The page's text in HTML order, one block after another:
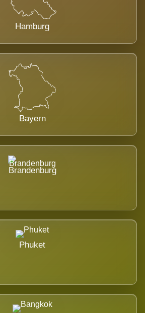
Hamburg
Bayern
Brandenburg
Phuket